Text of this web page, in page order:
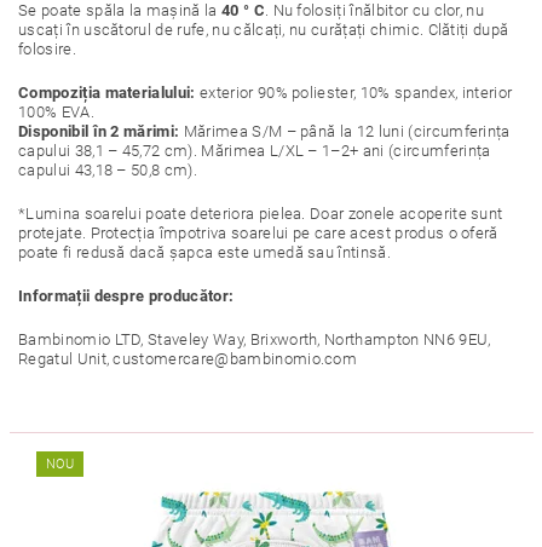
Se poate spăla la mașină la 40 ° C. Nu folosiți înălbitor cu clor, nu
uscați în uscătorul de rufe, nu călcați, nu curățați chimic. Clătiți după
folosire.
Compoziția materialului: exterior 90% poliester, 10% spandex, interior
100% EVA.
Disponibil în 2 mărimi: Mărimea S/M – până la 12 luni (circumferința
capului 38,1 – 45,72 cm). Mărimea L/XL – 1–2+ ani (circumferința
capului 43,18 – 50,8 cm).
*Lumina soarelui poate deteriora pielea. Doar zonele acoperite sunt
protejate. Protecția împotriva soarelui pe care acest produs o oferă
poate fi redusă dacă șapca este umedă sau întinsă.
Informații despre producător:
Bambinomio LTD, Staveley Way, Brixworth, Northampton NN6 9EU,
Regatul Unit, customercare@bambinomio.com
NOU